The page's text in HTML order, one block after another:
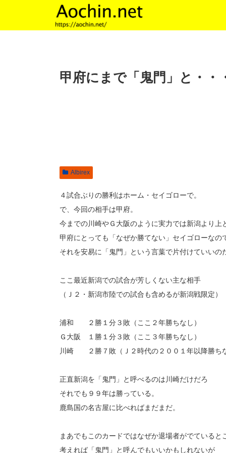
甲府にまで「鬼門」と・・
Albirex
４試合ぶりの勝利はホーム・セイゴローで。
で、今回の相手は甲府。
今までの川崎やＧ大阪のように実力では新潟より上
甲府にとっても「なぜか勝てない」セイゴローなの
それを安易に「鬼門」という言葉で片付けていいの
ここ最近新潟での試合が芳しくない主な相手
（Ｊ２・新潟市陸での試合も含めるが新潟戦限定）
浦和 ２勝１分３敗（ここ２年勝ちなし）
Ｇ大阪 １勝１分３敗（ここ３年勝ちなし）
川崎 ２勝７敗（Ｊ２時代の２００１年以降勝ちな
正直新潟を「鬼門」と呼べるのは川崎だけだろ
それでも９９年は勝っている。
鹿島国の名古屋に比べればまだまだ。
まあでもこのカードではなぜか退場者がでていると
考えれば「鬼門」と呼んでもいいかもしれないが